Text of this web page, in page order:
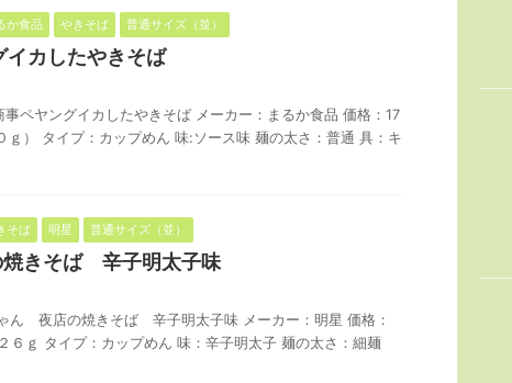
か食品 やきそば 普通サイズ（並）
イカしたやきそば
事ペヤングイカしたやきそば メーカー：まるか食品 価格：17
ｇ） タイプ：カップめん 味:ソース味 麺の太さ：普通 具：キ
そば 明星 普通サイズ（並）
きそば 辛子明太子味
ん 夜店の焼きそば 辛子明太子味 メーカー：明星 価格：
６ｇ タイプ：カップめん 味：辛子明太子 麺の太さ：細麺